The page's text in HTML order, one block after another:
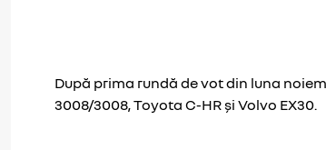
După prima rundă de vot din luna
3008/3008, Toyota C-HR și Volvo EX30.